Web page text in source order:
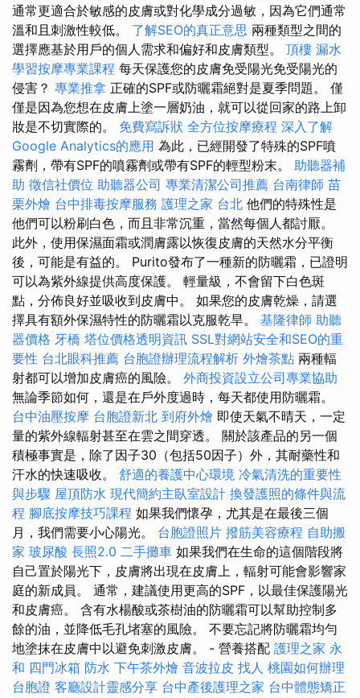
通常更適合於敏感的皮膚或對化學成分過敏，因為它們通常
溫和且刺激性較低。 了解SEO的真正意思 兩種類型之間的
選擇應基於用戶的個人需求和偏好和皮膚類型。 頂樓 漏水
學習按摩專業課程 每天保護您的皮膚免受陽光免受陽光的
侵害？ 專業推拿 正確的SPF或防曬霜絕對是夏季問題。 僅
僅是因為您想在皮膚上塗一層奶油，就可以從回家的路上卸
妝是不切實際的。 免費寫訴狀 全方位按摩療程 深入了解
Google Analytics的應用 為此，已經開發了特殊的SPF噴
霧劑，帶有SPF的噴霧劑或帶有SPF的輕型粉末。 助聽器補
助 徵信社價位 助聽器公司 專業清潔公司推薦 台南律師 苗
栗外燴 台中排毒按摩服務 護理之家 台北 他們的特殊性是
他們可以粉刷白色，而且非常沉重，當然每個人都討厭。
此外，使用保濕面霜或潤膚露以恢復皮膚的天然水分平衡
後，可能是有益的。 Purito發布了一種新的防曬霜，已證明
可以為紫外線提供高度保護。 輕量級，不會留下白色斑
點，分佈良好並吸收到皮膚中。 如果您的皮膚乾燥，請選
擇具有額外保濕特性的防曬霜以克服乾旱。 基隆律師 助聽
器價格 牙橋 塔位價格透明資訊 SSL對網站安全和SEO的重
要性 台北眼科推薦 台胞證辦理流程解析 外燴茶點 兩種輻
射都可以增加皮膚癌的風險。 外商投資設立公司專業協助
無論季節如何，還是在戶外度過時，每天都使用防曬霜。
台中油壓按摩 台胞證新北 到府外燴 即使天氣不晴天，一定
量的紫外線輻射甚至在雲之間穿透。 關於該產品的另一個
積極事實是，除了因子30（包括50因子）外，其耐藥性和
汗水的快速吸收。 舒適的養護中心環境 冷氣清洗的重要性
與步驟 屋頂防水 現代簡約主臥室設計 換發護照的條件與流
程 腳底按摩技巧課程 如果我們懷孕，尤其是在最後三個
月，我們需要小心陽光。 台胞證照片 撥筋美容療程 自助搬
家 玻尿酸 長照2.0 二手攤車 如果我們在生命的這個階段將
自己置於陽光下，皮膚將出現在皮膚上，輻射可能會影響家
庭的新成員。 通常，建議使用更高的SPF，以最佳保護陽光
和皮膚癌。 含有水楊酸或茶樹油的防曬霜可以幫助控制多
餘的油，並降低毛孔堵塞的風險。 不要忘記將防曬霜均勻
地塗抹在皮膚中以避免刺激皮膚。 - 營養搭配 護理之家 永
和 四門冰箱 防水 下午茶外燴 音波拉皮 找人 桃園如何辦理
台胞證 客廳設計靈感分享 台中產後護理之家 台中體態矯正